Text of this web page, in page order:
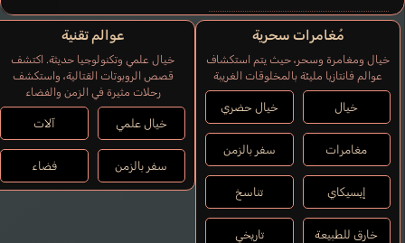
مُغامرات سحرية
خيال ومغامرة وسحر، حيث يتم استكشاف
عوالم فانتازيا مليئة بالمخلوقات الغريبة
خيال خيال حضري
مغامرات سفر بالزمن
إيسيكاي تناسخ
خارق للطبيعة تاريخي
عوالم تقنية
خيال علمي وتكنولوجيا حديثة. اكتشف
قصص الروبوتات القتالية، واستكشف
رحلات مثيرة في الزمن والفضاء
خيال علمي آلات
سفر بالزمن فضاء